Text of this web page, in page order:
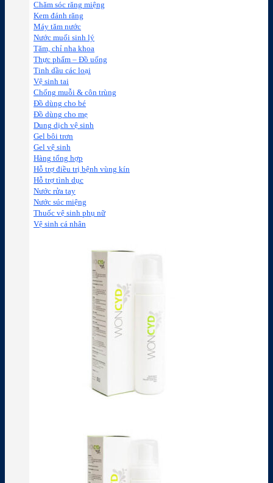
Chăm sóc răng miệng
Kem đánh răng
Máy tăm nước
Nước muối sinh lý
Tăm, chỉ nha khoa
Thực phẩm – Đồ uống
Tinh dầu các loại
Vệ sinh tai
Chống muỗi & côn trùng
Đồ dùng cho bé
Đồ dùng cho mẹ
Dung dịch vệ sinh
Gel bôi trơn
Gel vệ sinh
Hàng tổng hợp
Hỗ trợ điều trị bệnh vùng kín
Hỗ trợ tình dục
Nước rửa tay
Nước súc miệng
Thuốc vệ sinh phụ nữ
Vệ sinh cá nhân